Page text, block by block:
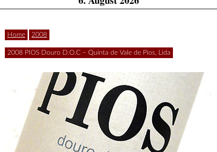
Das
Leben
ist
zu
Home 2008
2008 PIOS Douro D.O.C – Quinta de Vale de Pios, Lida